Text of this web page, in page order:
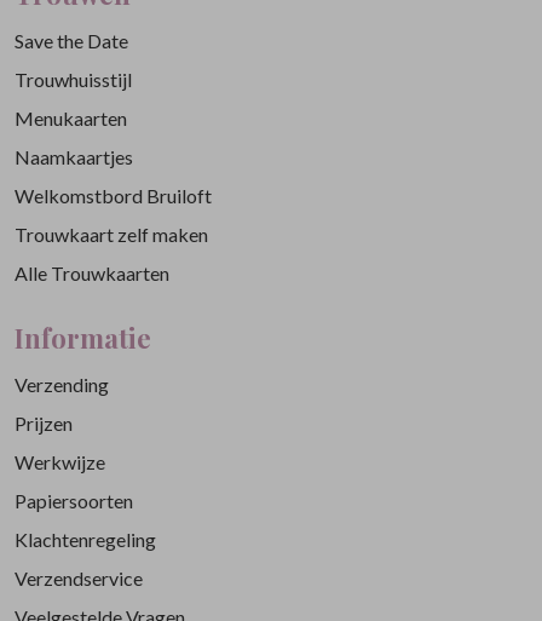
Save the Date
Trouwhuisstijl
Menukaarten
Naamkaartjes
Welkomstbord Bruiloft
Trouwkaart zelf maken
Alle Trouwkaarten
Informatie
Verzending
Prijzen
Werkwijze
Papiersoorten
Klachtenregeling
Verzendservice